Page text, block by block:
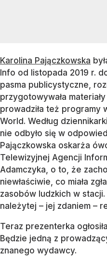
Karolina Pajączkowska
Info od listopada 2019 r.
pasma publicystyczne,
przygotowywała
prowadziła też programy
World. Według
nie odbyło się w
Pajączkowska oskarża
Telewizyjnej Agencji
Adamczyka, o to, że
niewłaściwie, co miała
zasobów ludzkich w
należytej – jej zdaniem –
Teraz prezenterka
Będzie jedną z
znanego wydawcy.